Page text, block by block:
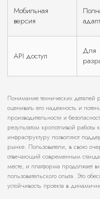
Мобильная
версия
API доступ
Для
Понимание технических деталей
оценивать его надежность и
производительности и
результатом кропотливой
инфраструктуру позволяют
рынке. Пользователи, в свою
отвечающий современным
месте, и платформа продолжает
пользовательского опыта. Это
устойчивость проекта в